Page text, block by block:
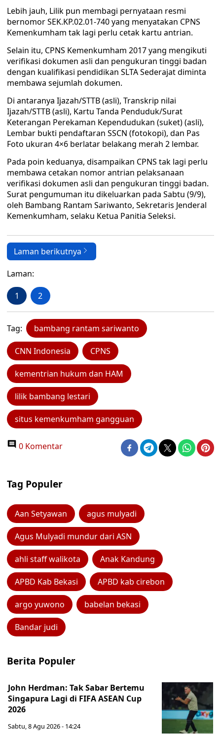
Lebih jauh, Lilik pun membagi pernyataan resmi
bernomor SEK.KP.02.01-740 yang menyatakan CPNS
Kemenkumham tak lagi perlu cetak kartu antrian.
Selain itu, CPNS Kemenkumham 2017 yang mengikuti
verifikasi dokumen asli dan pengukuran tinggi badan
dengan kualifikasi pendidikan SLTA Sederajat diminta
membawa sejumlah dokumen.
Di antaranya Ijazah/STTB (asli), Transkrip nilai
Ijazah/STTB (asli), Kartu Tanda Penduduk/Surat
Keterangan Perekaman Kependudukan (suket) (asli),
Lembar bukti pendaftaran SSCN (fotokopi), dan Pas
Foto ukuran 4×6 berlatar belakang merah 2 lembar.
Pada poin keduanya, disampaikan CPNS tak lagi perlu
membawa cetakan nomor antrian pelaksanaan
verifikasi dokumen asli dan pengukuran tinggi badan.
Surat pengumuman itu dikeluarkan pada Sabtu (9/9),
oleh Bambang Rantam Sariwanto, Sekretaris Jenderal
Kemenkumham, selaku Ketua Panitia Seleksi.
Laman berikutnya
Laman:
1 2
Tag: bambang rantam sariwanto
CNN Indonesia CPNS
kementrian hukum dan HAM
lilik bambang lestari
situs kemenkumham gangguan
0 Komentar
Tag Populer
Aan Setyawan agus mulyadi
Agus Mulyadi mundur dari ASN
ahli staff walikota Anak Kandung
APBD Kab Bekasi APBD kab cirebon
argo yuwono babelan bekasi
Bandar judi
Berita Populer
John Herdman: Tak Sabar Bertemu
Singapura Lagi di FIFA ASEAN Cup
2026
Sabtu, 8 Agu 2026 - 14:24